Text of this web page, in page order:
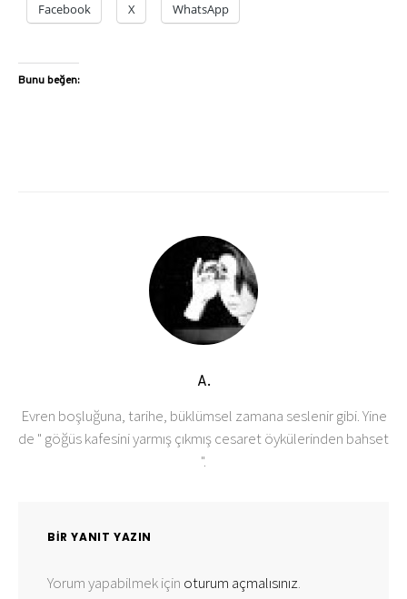
Facebook X WhatsApp
Bunu beğen:
A.
Evren boşluğuna, tarihe, büklümsel zamana seslenir gibi. Yine
de " göğüs kafesini yarmış çıkmış cesaret öykülerinden bahset
".
BIR YANIT YAZIN
Yorum yapabilmek için oturum açmalısınız.